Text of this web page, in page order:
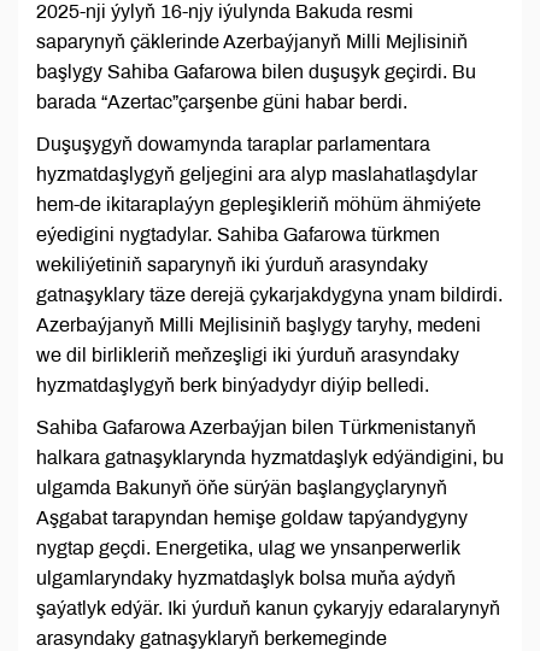
2025-nji ýylyň 16-njy iýulynda Bakuda resmi
saparynyň çäklerinde Azerbaýjanyň Milli Mejlisiniň
başlygy Sahiba Gafarowa bilen duşuşyk geçirdi. Bu
barada “Azertac”çarşenbe güni habar berdi.
Duşuşygyň dowamynda taraplar parlamentara
hyzmatdaşlygyň geljegini ara alyp maslahatlaşdylar
hem-de ikitaraplaýyn gepleşikleriň möhüm ähmiýete
eýedigini nygtadylar. Sahiba Gafarowa türkmen
wekiliýetiniň saparynyň iki ýurduň arasyndaky
gatnaşyklary täze derejä çykarjakdygyna ynam bildirdi.
Azerbaýjanyň Milli Mejlisiniň başlygy taryhy, medeni
we dil birlikleriň meňzeşligi iki ýurduň arasyndaky
hyzmatdaşlygyň berk binýadydyr diýip belledi.
Sahiba Gafarowa Azerbaýjan bilen Türkmenistanyň
halkara gatnaşyklarynda hyzmatdaşlyk edýändigini, bu
ulgamda Bakunyň öňe sürýän başlangyçlarynyň
Aşgabat tarapyndan hemişe goldaw tapýandygyny
nygtap geçdi. Energetika, ulag we ynsanperwerlik
ulgamlaryndaky hyzmatdaşlyk bolsa muňa aýdyň
şaýatlyk edýär. Iki ýurduň kanun çykaryjy edaralarynyň
arasyndaky gatnaşyklaryň berkemeginde